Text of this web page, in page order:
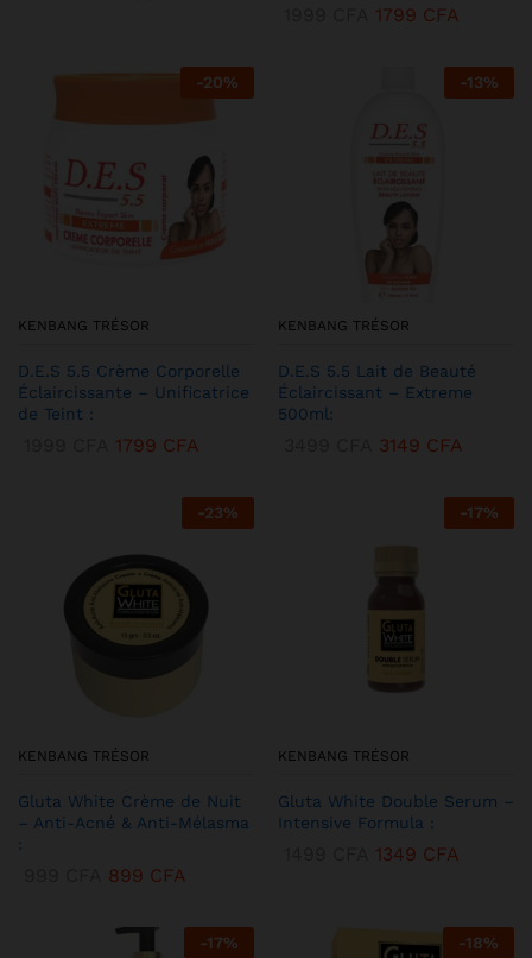
1799 CFA
-20%
KENBANG TRÉSOR
D.E.S 5.5 Crème Corporelle
Éclaircissante – Unificatrice
de Teint :
1799 CFA
-13%
KENBANG TRÉSOR
D.E.S 5.5 Lait de Beauté
Éclaircissant – Extreme
500ml:
3149 CFA
-23%
KENBANG TRÉSOR
Gluta White Crème de Nuit
– Anti-Acné & Anti-Mélasma
:
899 CFA
-17%
KENBANG TRÉSOR
Gluta White Double Serum –
Intensive Formula :
1349 CFA
-17% -18%